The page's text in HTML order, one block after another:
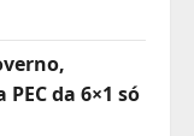
da 6×1 só